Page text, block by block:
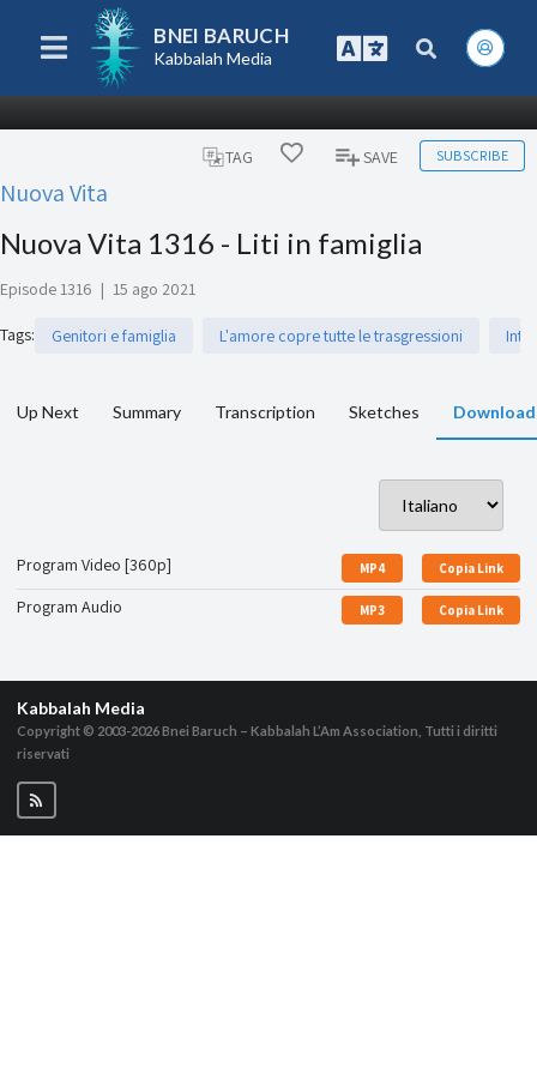
BNEI BARUCH
Kabbalah Media
TAG SAVE SUBSCRIBE
Nuova Vita
Nuova Vita 1316 - Liti in famiglia
Episode 1316 | 15 ago 2021
Tags: Genitori e famiglia L'amore copre tutte le trasgressioni
Up Next Summary Transcription Sketches
Program Video [360p] MP4 Copia Link
Program Audio MP3 Copia Link
Kabbalah Media
Copyright © 2003-2026Bnei Baruch – Kabbalah L’Am Association, Tutti i diritti
riservati